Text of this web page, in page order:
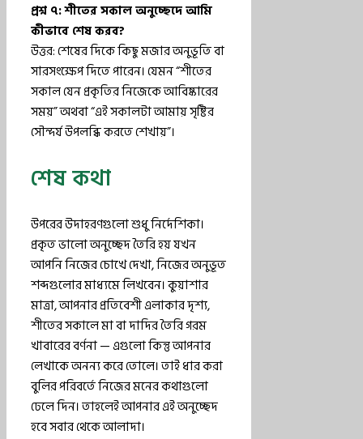
প্রশ্ন ৭: শীতের সকাল অনুচ্ছেদে আমি
কীভাবে শেষ করব?
উত্তর: শেষের দিকে কিছু মজার অনুভূতি বা
সারসংক্ষেপ দিতে পারেন। যেমন “শীতের
সকাল যেন প্রকৃতির নিজেকে আবিষ্কারের
সময়” অথবা “এই সকালটা আমায় সৃষ্টির
সৌন্দর্য উপলব্ধি করতে শেখায়”।
শেষ কথা
উপরের উদাহরণগুলো শুধু নির্দেশিকা।
প্রকৃত ভালো অনুচ্ছেদ তৈরি হয় যখন
আপনি নিজের চোখে দেখা, নিজের অনুভূত
শব্দগুলোর মাধ্যমে লিখবেন। কুয়াশার
মাত্রা, আপনার প্রতিবেশী এলাকার দৃশ্য,
শীতের সকালে মা বা দাদির তৈরি গরম
খাবারের বর্ণনা — এগুলো কিন্তু আপনার
লেখাকে অনন্য করে তোলে। তাই ধার করা
বুলির পরিবর্তে নিজের মনের কথাগুলো
ঢেলে দিন। তাহলেই আপনার এই অনুচ্ছেদ
হবে সবার থেকে আলাদা।